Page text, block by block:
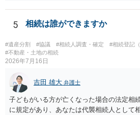
ますか。 →本人が自由に決められますので
です。客観的な基準もありません。 ・で
することはできますか。 →分割を拒否する
ないということでしょうか。遺言で、受取
と拒否することはできます。理由を説明す
5 相続は誰ができますか
#遺産分割 #協議 #相続人調査・確定
#相続登記
#不動産・土地の相続
2026年7月16日
吉田 雄大 弁護士
子どもがいる方が亡くなった場合の法定相
に規定があり、あなたは代襲相続人として